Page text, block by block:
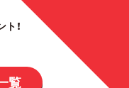
！
覧